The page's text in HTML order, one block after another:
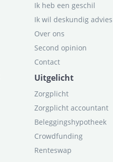
Ik heb een geschil
Ik wil deskundig advies
Over ons
Second opinion
Contact
Uitgelicht
Zorgplicht
Zorgplicht accountant
Beleggingshypotheek
Crowdfunding
Renteswap